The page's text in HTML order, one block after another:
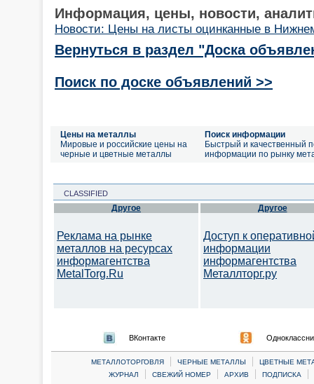
Информация, цены, новости,
Новости: Цены на листы оцинканные в
Вернуться в раздел "Доска
Поиск по доске объявлений >>
Цены на металлы
Мировые и российские цены на
черные и цветные металлы
Поиск информации
Быстрый и качественный
информации по рынку
CLASSIFIED
Другое
Реклама на рынке
металлов на ресурсах
информагентства
MetalTorg.Ru
Другое
Доступ к
информации
информагентства
Металлторг.ру
ВКонтакте
МЕТАЛЛОТОРГОВЛЯ | ЧЕРНЫЕ МЕТАЛЛЫ |
ЦВЕТНЫЕ
ЖУРНАЛ
| СВЕЖИЙ НОМЕР | АРХИВ | ПОДПИСКА |